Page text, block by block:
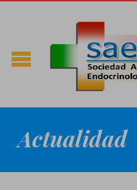
Actualidad